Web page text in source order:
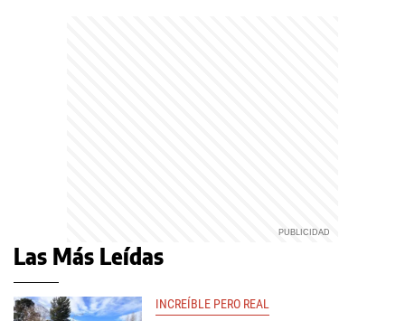
Las Más Leídas
INCREÍBLE PERO REAL